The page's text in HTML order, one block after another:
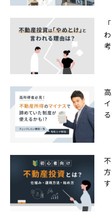
るかも